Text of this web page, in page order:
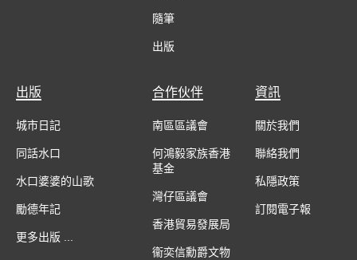
隨筆
出版
出版
城市日記
同話水口
水口婆婆的山歌
勵德年記
更多出版 ...
合作伙伴
南區區議會
何鴻毅家族香港
基金
灣仔區議會
香港貿易發展局
衞奕信勳爵文物
資訊
關於我們
聯絡我們
私隱政策
訂閱電子報